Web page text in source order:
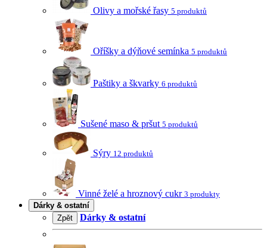
Olivy a mořské řasy 5 produktů
Oříšky a dýňové semínka 5 produktů
Paštiky a škvarky 6 produktů
Sušené maso & pršut 5 produktů
Sýry 12 produktů
Vinné želé a hroznový cukr 3 produkty
Dárky & ostatní
Zpět
Dárky & ostatní